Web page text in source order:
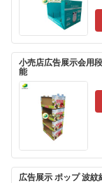
小売店広告展示会用
能
広告展示 ポップ 波